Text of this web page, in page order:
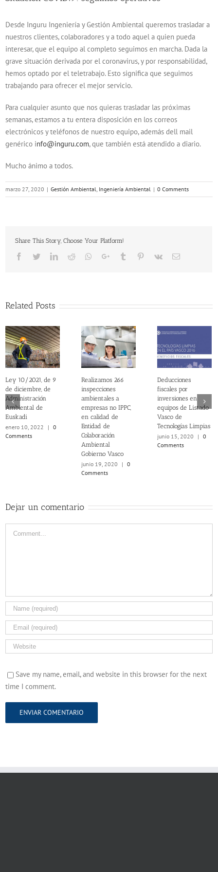
Desde Inguru Ingeniería y Gestión Ambiental queremos trasladar a
nuestros clientes, colaboradores y a todo aquel a quien pueda
interesar, que el equipo al completo seguimos en marcha. Dada la
grave situación derivada por el coronavirus, y por responsabilidad,
hemos optado por el teletrabajo. Esto significa que seguimos
trabajando para ofrecer el mejor servicio.
Para cualquier asunto que nos quieras trasladar las próximas
semanas, estamos a tu entera disposición en los correos
electrónicos y teléfonos de nuestro equipo, además dell mail
genérico info@inguru.com, que también está atendido a diario.
Mucho ánimo a todos.
marzo 27, 2020 | Gestión Ambiental, Ingeniería Ambiental | 0 Comments
Share This Story, Choose Your Platform!
Facebook
TwitterLinkedIn
Reddit Whatsapp
Google+Tumblr Pinterest
Vk Email
Related Posts
Ley 10/2021, de 9
de diciembre, de
Administración
Ambiental de
Euskadi
enero 10, 2022
|
0
Comments
Realizamos 266
inspecciones
ambientales a
empresas no IPPC,
en calidad de
Entidad de
Colaboración
Ambiental
Gobierno Vasco
junio 19, 2020
|
0
Comments
Deducciones
fiscales por
inversiones en
equipos de Listado
Vasco de
Tecnologías Limpias
junio 15, 2020
|
0
Comments
Dejar un comentario
Comment
Save my name, email, and website in this browser for the next
time I comment.